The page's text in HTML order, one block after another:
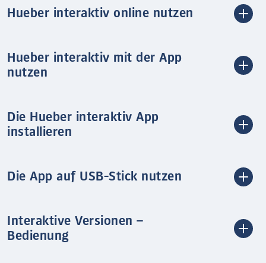
Hueber interaktiv online nutzen
Hueber interaktiv mit der App
nutzen
Die Hueber interaktiv App
installieren
Die App auf USB-Stick nutzen
Interaktive Versionen –
Bedienung